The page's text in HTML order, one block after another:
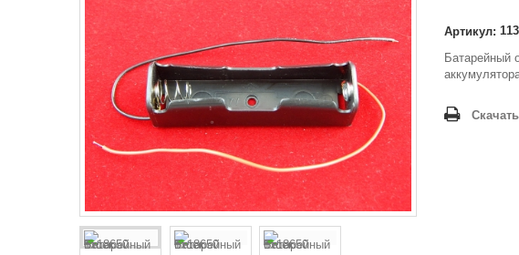
Артикул:
Батарейный